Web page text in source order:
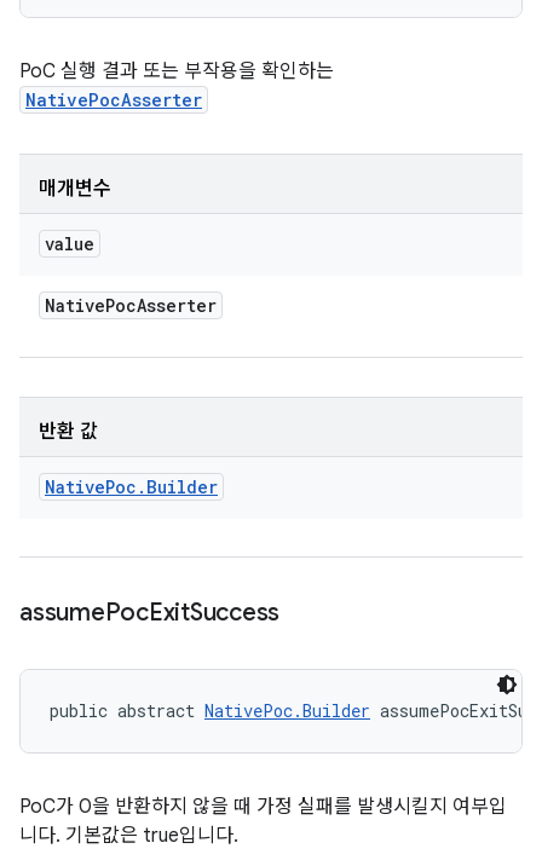
PoC 실행 결과 또는 부작용을 확인하는
NativePocAsserter
매개변수
value
NativePocAsserter
반환 값
NativePoc . Builder
assumePocExitSuccess
public abstract NativePoc.Builder
PoC가 0을 반환하지 않을 때 가정 실패를 발생시킬지 여부입
니다. 기본값은 true입니다.